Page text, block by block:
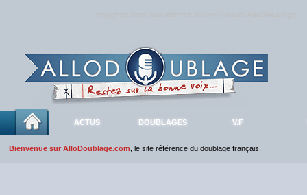
ACTUS DOUBLAGES V.F
Bienvenue sur AlloDoublage.com , le site référence du doublage français.